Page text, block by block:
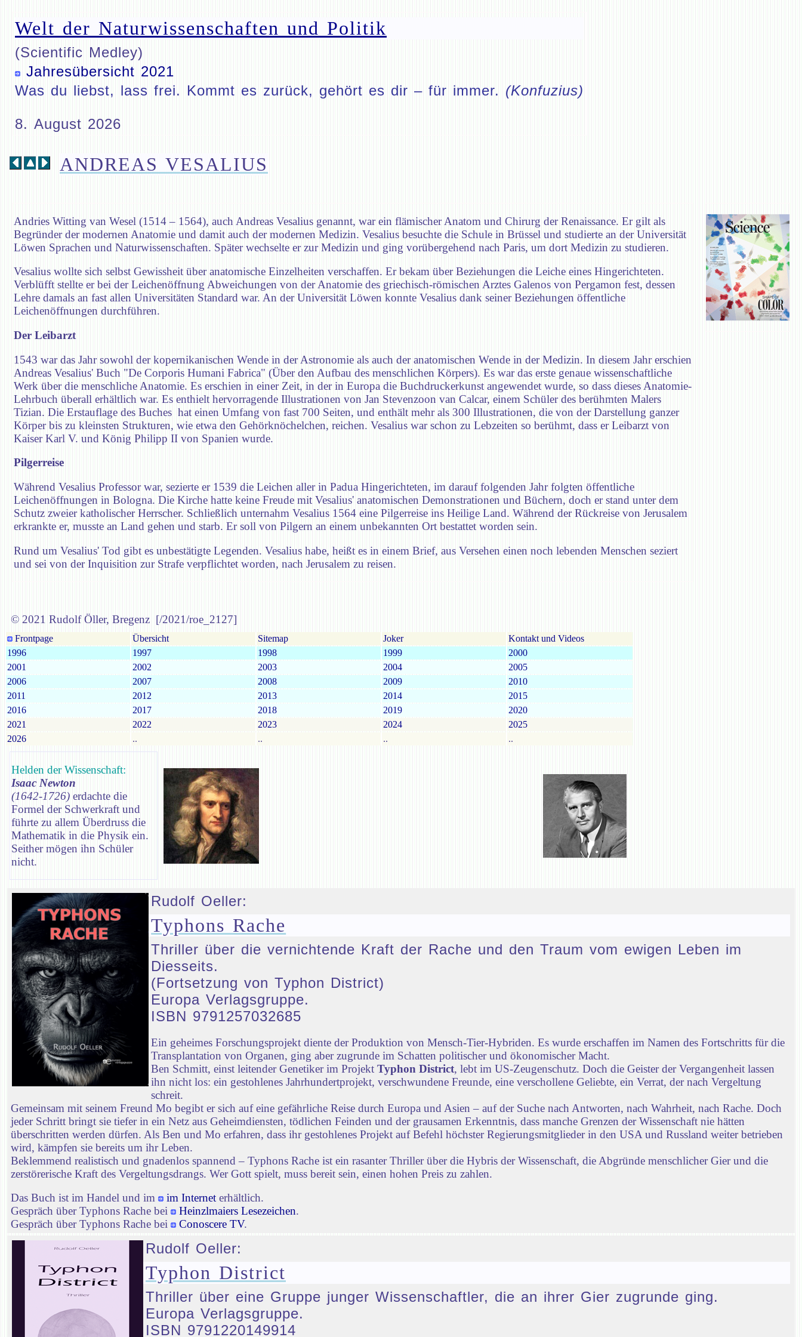
Welt der Naturwissenschaften und Politik
(Scientific Medley)
Jahresübersicht 2021
Was du liebst, lass frei. Kommt es zurück, gehört es dir – für immer. (Konfuzius)
8. August 2026
ANDREAS VESALIUS
Andries Witting van Wesel (1514 – 1564), auch Andreas Vesalius genannt, war ein flämischer Anatom und Chirurg der Renaissance. Er gilt als
Begründer der modernen Anatomie und damit auch der modernen Medizin. Vesalius besuchte die Schule in Brüssel und studierte an der Universität
Löwen Sprachen und Naturwissenschaften. Später wechselte er zur Medizin und ging vorübergehend nach Paris, um dort Medizin zu studieren.
Vesalius wollte sich selbst Gewissheit über anatomische Einzelheiten verschaffen. Er bekam über Beziehungen die Leiche eines Hingerichteten.
Verblüfft stellte er bei der Leichenöffnung Abweichungen von der Anatomie des griechisch-römischen Arztes Galenos von Pergamon fest, dessen
Lehre damals an fast allen Universitäten Standard war. An der Universität Löwen konnte Vesalius dank seiner Beziehungen öffentliche
Leichenöffnungen durchführen.
Der Leibarzt
1543 war das Jahr sowohl der kopernikanischen Wende in der Astronomie als auch der anatomischen Wende in der Medizin. In diesem Jahr erschien
Andreas Vesalius' Buch "De Corporis Humani Fabrica" (Über den Aufbau des menschlichen Körpers). Es war das erste genaue wissenschaftliche
Werk über die menschliche Anatomie. Es erschien in einer Zeit, in der in Europa die Buchdruckerkunst angewendet wurde, so dass dieses Anatomie-
Lehrbuch überall erhältlich war. Es enthielt hervorragende Illustrationen von Jan Stevenzoon van Calcar, einem Schüler des berühmten Malers
Tizian. Die Erstauflage des Buches hat einen Umfang von fast 700 Seiten, und enthält mehr als 300 Illustrationen, die von der Darstellung ganzer
Körper bis zu kleinsten Strukturen, wie etwa den Gehörknöchelchen, reichen. Vesalius war schon zu Lebzeiten so berühmt, dass er Leibarzt von
Kaiser Karl V. und König Philipp II von Spanien wurde.
Pilgerreise
Während Vesalius Professor war, sezierte er 1539 die Leichen aller in Padua Hingerichteten, im darauf folgenden Jahr folgten öffentliche
Leichenöffnungen in Bologna. Die Kirche hatte keine Freude mit Vesalius' anatomischen Demonstrationen und Büchern, doch er stand unter dem
Schutz zweier katholischer Herrscher. Schließlich unternahm Vesalius 1564 eine Pilgerreise ins Heilige Land. Während der Rückreise von Jerusalem
erkrankte er, musste an Land gehen und starb. Er soll von Pilgern an einem unbekannten Ort bestattet worden sein.
Rund um Vesalius' Tod gibt es unbestätigte Legenden. Vesalius habe, heißt es in einem Brief, aus Versehen einen noch lebenden Menschen seziert
und sei von der Inquisition zur Strafe verpflichtet worden, nach Jerusalem zu reisen.
© 2021 Rudolf Öller, Bregenz [/2021/roe_2127]
Frontpage Übersicht Sitemap Joker
Kontakt und Videos
1996
1997 1998 1999
2000
2001
2002 2003 2004
2005
2006
2007 2008 2009
2010
2011
2012 2013 2014
2015
2016
2017 2018 2019
2020
2021
2022 2023 2024
2025
2026
.. .. .. ..
Helden der Wissenschaft:
Isaac Newton
(1642-1726) erdachte die
Formel der Schwerkraft und
führte zu allem Überdruss die
Mathematik in die Physik ein.
Seither mögen ihn Schüler
nicht.
Rudolf Oeller:
Typhons Rache
Thriller über die vernichtende Kraft der Rache und den Traum vom ewigen Leben im
Diesseits.
(Fortsetzung von Typhon District)
Europa Verlagsgruppe.
ISBN 9791257032685
Ein geheimes Forschungsprojekt diente der Produktion von Mensch-Tier-Hybriden. Es wurde erschaffen im Namen des Fortschritts für die
Transplantation von Organen, ging aber zugrunde im Schatten politischer und ökonomischer Macht.
Ben Schmitt, einst leitender Genetiker im ProjektTyphon District, lebt im US-Zeugenschutz. Doch die Geister der Vergangenheit lassen
ihn nicht los: ein gestohlenes Jahrhundertprojekt, verschwundene Freunde, eine verschollene Geliebte, ein Verrat, der nach Vergeltung
schreit.
Gemeinsam mit seinem Freund Mo begibt er sich auf eine gefährliche Reise durch Europa und Asien – auf der Suche nach Antworten, nach Wahrheit, nach Rache. Doch
jeder Schritt bringt sie tiefer in ein Netz aus Geheimdiensten, tödlichen Feinden und der grausamen Erkenntnis, dass manche Grenzen der Wissenschaft nie hätten
überschritten werden dürfen. Als Ben und Mo erfahren, dass ihr gestohlenes Projekt auf Befehl höchster Regierungsmitglieder in den USA und Russland weiter betrieben
wird, kämpfen sie bereits um ihr Leben.
Beklemmend realistisch und gnadenlos spannend – Typhons Rache ist ein rasanter Thriller über die Hybris der Wissenschaft, die Abgründe menschlicher Gier und die
zerstörerische Kraft des Vergeltungsdrangs. Wer Gott spielt, muss bereit sein, einen hohen Preis zu zahlen.
Das Buch ist im Handel und im
im Internet erhältlich.
Gespräch über Typhons Rache bei
Heinzlmaiers Lesezeichen.
Gespräch über Typhons Rache bei
Conoscere TV.
Rudolf Oeller:
Typhon District
Thriller über eine Gruppe junger Wissenschaftler, die an ihrer Gier zugrunde ging.
Europa Verlagsgruppe.
ISBN 9791220149914